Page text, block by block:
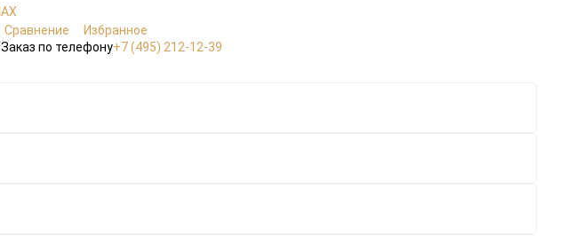
Сравнение
Избранное
Заказ по телефону+7 (495) 212-12-39